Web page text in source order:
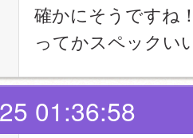
確かにそうですね
ってかスペックい
01:36:58